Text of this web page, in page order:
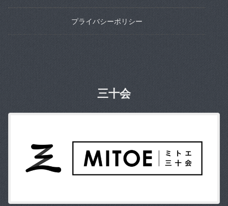
プライバシーポリシー
三十会